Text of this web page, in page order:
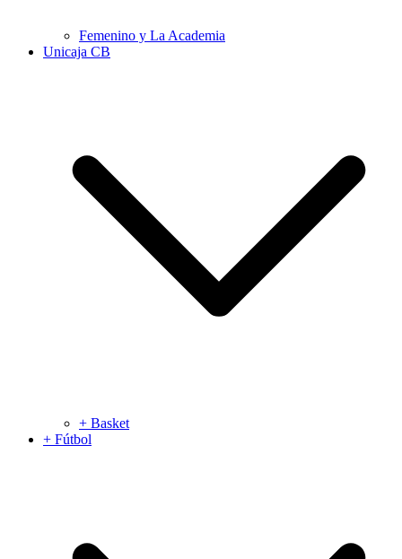
Femenino y La Academia
Unicaja CB
+ Basket
+ Fútbol